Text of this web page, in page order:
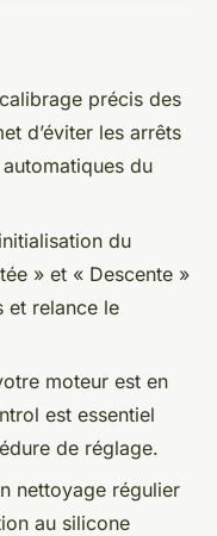
précis des
d’éviter les arrêts
du
du
» et « Descente »
et relance le
moteur est en
est essentiel
de réglage.
nettoyage régulier
au silicone